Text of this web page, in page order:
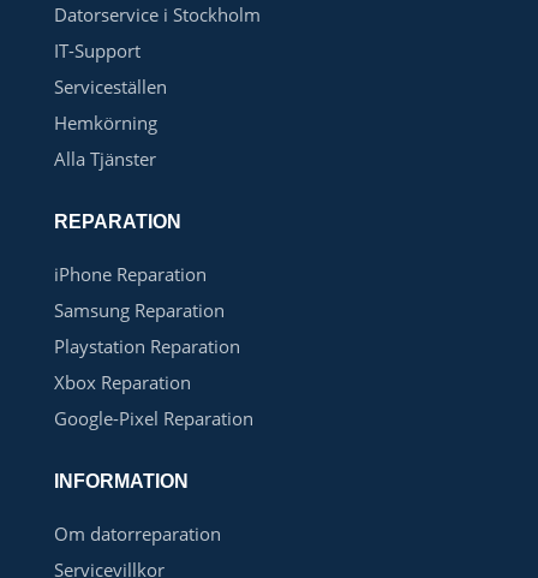
Datorservice i Stockholm
IT-Support
Serviceställen
Hemkörning
Alla Tjänster
REPARATION
iPhone Reparation
Samsung Reparation
Playstation Reparation
Xbox Reparation
Google-Pixel Reparation
INFORMATION
Om datorreparation
Servicevillkor